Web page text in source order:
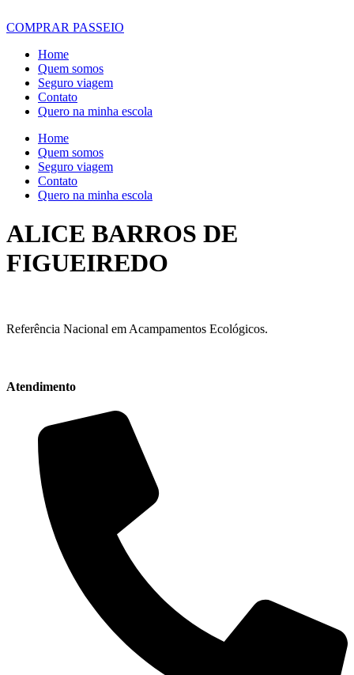
COMPRAR PASSEIO
Home
Quem somos
Seguro viagem
Contato
Quero na minha escola
Home
Quem somos
Seguro viagem
Contato
Quero na minha escola
ALICE BARROS DE
FIGUEIREDO
Referência Nacional em Acampamentos Ecológicos.
Atendimento